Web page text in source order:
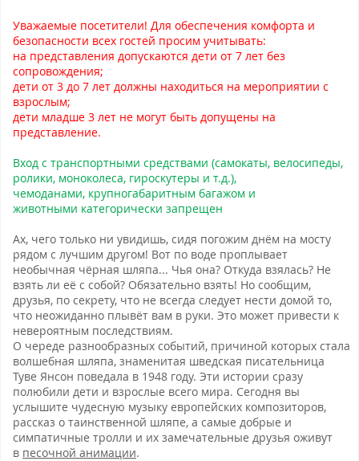
Уважаемые посетители! Для обеспечения комфорта и
безопасности всех гостей просим учитывать:
на представления допускаются дети от 7 лет без
сопровождения;
дети от 3 до 7 лет должны находиться на мероприятии с
взрослым;
дети младше 3 лет не могут быть допущены на
представление.
Вход с транспортными средствами (самокаты, велосипеды,
ролики, моноколеса, гироскутеры и т.д.),
чемоданами, крупногабаритным багажом и
животными категорически запрещен
Ах, чего только ни увидишь, сидя погожим днём на мосту
рядом с лучшим другом! Вот по воде проплывает
необычная чёрная шляпа... Чья она? Откуда взялась? Не
взять ли её с собой? Обязательно взять! Но сообщим,
друзья, по секрету, что не всегда следует нести домой то,
что неожиданно плывёт вам в руки. Это может привести к
невероятным последствиям.
О череде разнообразных событий, причиной которых стала
волшебная шляпа, знаменитая шведская писательница
Туве Янсон поведала в 1948 году. Эти истории сразу
полюбили дети и взрослые всего мира. Сегодня вы
услышите чудесную музыку европейских композиторов,
рассказ о таинственной шляпе, а самые добрые и
симпатичные тролли и их замечательные друзья оживут
в песочной анимации.